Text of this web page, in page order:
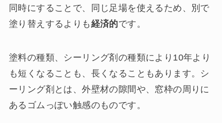
同時にすることで、同じ足場を使えるため、別で
塗り替えするよりも 経済的です。
塗料の種類、シーリング剤の種類により10年より
も短くなることも、長くなることもあります。シ
ーリング剤とは、外壁材の隙間や、窓枠の周りに
あるゴムっぽい触感のものです。